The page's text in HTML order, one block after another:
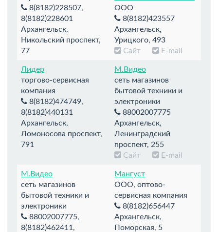
8(8182)228507,
8(8182)228601
Архангельск,
Никольский проспект,
77
ООО
8(8182)423557
Архангельск,
Урицкого, 493
Сайт
E-mail
Лидер
торгово-сервисная
компания
8(8182)474749,
8(8182)440131
Архангельск,
Ломоносова проспект,
791
М.Видео
сеть магазинов
бытовой техники и
электроники
88002007775
Архангельск,
Ленинградский
проспект, 255
Сайт
E-mail
М.Видео
сеть магазинов
бытовой техники и
электроники
88002007775,
8(8182)462411,
Мангуст
ООО, оптово-
сервисная компания
8(8182)656447
Архангельск,
Поморская, 5